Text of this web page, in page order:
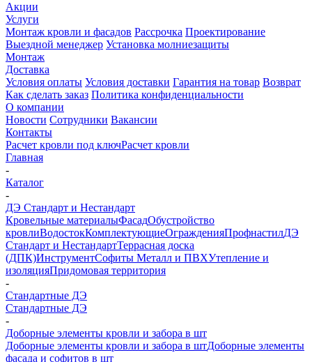
Акции
Услуги
Монтаж кровли и фасадов Рассрочка Проектирование
Выездной менеджер Установка молниезащиты
Монтаж
Доставка
Условия оплаты Условия доставки Гарантия на товар Возврат
Как сделать заказ Политика конфиденциальности
О компании
Новости Сотрудники Вакансии
Контакты
Расчет кровли под ключРасчет кровли
Главная
-
Каталог
-
ДЭ Стандарт и Нестандарт
Кровельные материалыФасадОбустройство
кровлиВодостокКомплектующиеОгражденияПрофнастилДЭ
Стандарт и НестандартТеррасная доска
(ДПК)ИнструментСофиты Металл и ПВХУтепление и
изоляцияПридомовая территория
-
Стандартные ДЭ
Стандартные ДЭ
-
Доборные элементы кровли и забора в шт
Доборные элементы кровли и забора в штДоборные элементы
фасада и софитов в шт